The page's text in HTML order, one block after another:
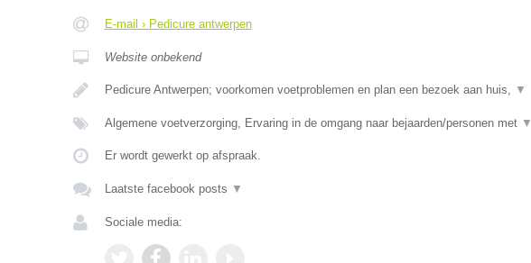
E-mail › Pedicure antwerpen
Website onbekend
Pedicure Antwerpen; voorkomen voetproblemen en plan een bezoek aan huis, ▼
Algemene voetverzorging, Ervaring in de omgang naar bejaarden/personen met ▼
Er wordt gewerkt op afspraak.
Laatste facebook posts ▼
Sociale media: